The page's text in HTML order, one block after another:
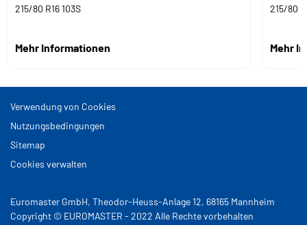
215/80 R16 103S
Mehr Informationen
215/80
Mehr
Verwendung von Cookies
Nutzungsbedingungen
Sitemap
Cookies verwalten
Euromaster GmbH, Theodor-Heuss-Anlage 12, 68165 Mannheim
Copyright © EUROMASTER - 2022 Alle Rechte vorbehalten